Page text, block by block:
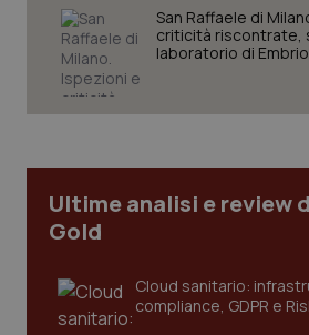
San Raffaele di
criticità riscontrate,
laboratorio di
Ultime analisi e review
Gold
Cloud sanitario:
compliance, GDPR e
Nome